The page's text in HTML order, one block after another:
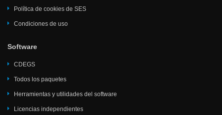
Política de cookies de SES
Condiciones de uso
Software
CDEGS
Todos los paquetes
Herramientas y utilidades del software
Licencias independientes